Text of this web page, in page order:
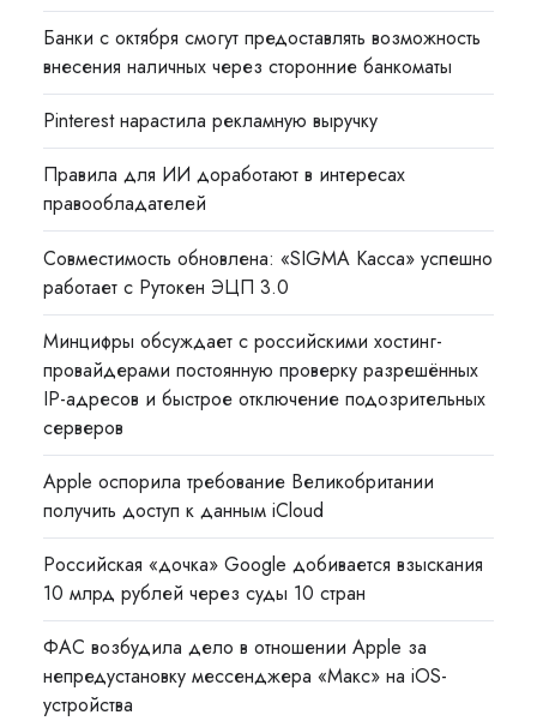
Банки с октября смогут предоставлять возможность
внесения наличных через сторонние банкоматы
Pinterest нарастила рекламную выручку
Правила для ИИ доработают в интересах
правообладателей
Совместимость обновлена: «SIGMA Касса» успешно
работает с Рутокен ЭЦП 3.0
Минцифры обсуждает с российскими хостинг-
провайдерами постоянную проверку разрешённых
IP-адресов и быстрое отключение подозрительных
серверов
Apple оспорила требование Великобритании
получить доступ к данным iCloud
Российская «дочка» Google добивается взыскания
10 млрд рублей через суды 10 стран
ФАС возбудила дело в отношении Apple за
непредустановку мессенджера «Макс» на iOS-
устройства